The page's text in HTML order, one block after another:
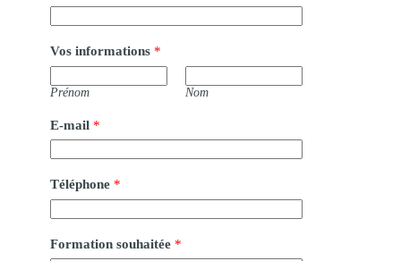
Vos informations *
Prénom Nom
E-mail *
Téléphone *
Formation souhaitée *